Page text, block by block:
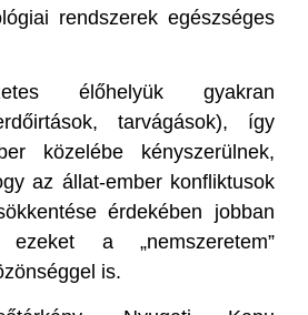
rendszerek egészséges
élőhelyük gyakran
tarvágások), így
közelébe kényszerülnek,
az állat-ember konfliktusok
érdekében jobban
ezeket a „nemszeretem”
is.